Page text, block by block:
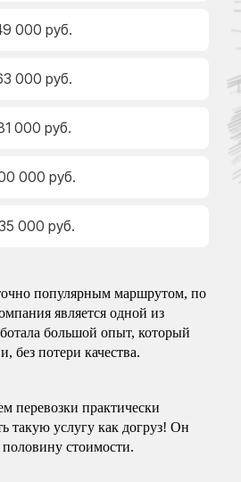
000 руб.
000 руб.
000 руб.
000 руб.
000 руб.
популярным маршрутом, по
является одной из
большой опыт, который
без потери качества.
перевозки практически
услугу как догруз! Он
половину стоимости.